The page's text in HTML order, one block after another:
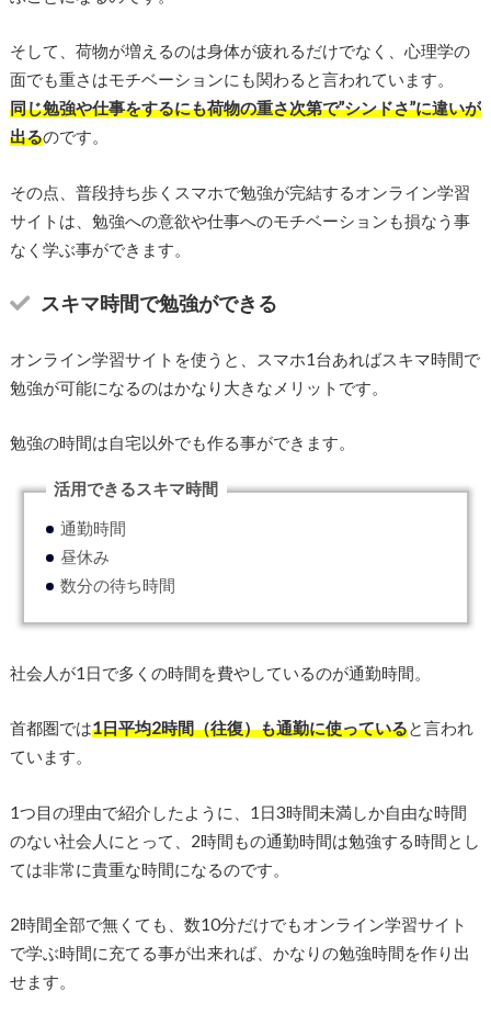
そして、荷物が増えるのは身体が疲れるだけでなく、心理学の
面でも重さはモチベーションにも関わると言われています。
同じ勉強や仕事をするにも荷物の重さ次第で”シンドさ”に違いが
出るのです。
その点、普段持ち歩くスマホで勉強が完結するオンライン学習
サイトは、勉強への意欲や仕事へのモチベーションも損なう事
なく学ぶ事ができます。
スキマ時間で勉強ができる
オンライン学習サイトを使うと、スマホ1台あればスキマ時間で
勉強が可能になるのはかなり大きなメリットです。
勉強の時間は自宅以外でも作る事ができます。
活用できるスキマ時間
通勤時間
昼休み
数分の待ち時間
社会人が1日で多くの時間を費やしているのが通勤時間。
首都圏では1日平均2時間（往復）も通勤に使っていると言われ
ています。
1つ目の理由で紹介したように、1日3時間未満しか自由な時間
のない社会人にとって、2時間もの通勤時間は勉強する時間とし
ては非常に貴重な時間になるのです。
2時間全部で無くても、数10分だけでもオンライン学習サイト
で学ぶ時間に充てる事が出来れば、かなりの勉強時間を作り出
せます。